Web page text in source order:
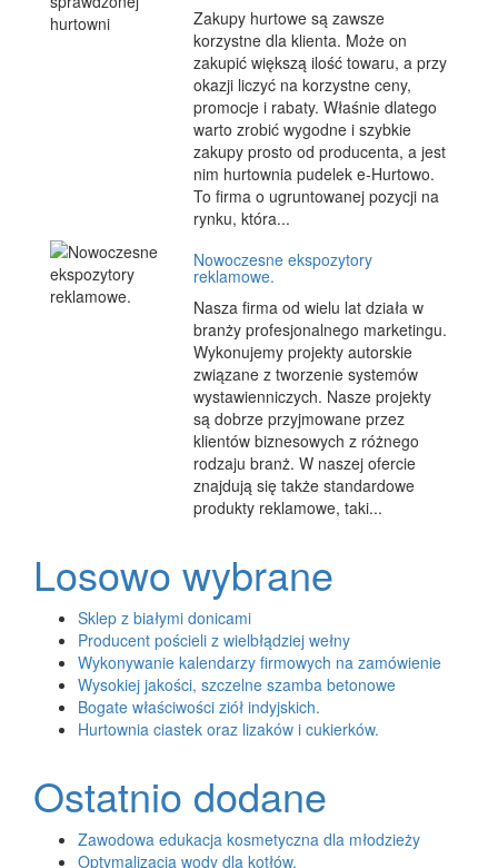
Zakupy hurtowe są zawsze
korzystne dla klienta. Może on
zakupić większą ilość towaru, a przy
okazji liczyć na korzystne ceny,
promocje i rabaty. Właśnie dlatego
warto zrobić wygodne i szybkie
zakupy prosto od producenta, a jest
nim hurtownia pudelek e-Hurtowo.
To firma o ugruntowanej pozycji na
rynku, która...
Nowoczesne ekspozytory
reklamowe.
Nasza firma od wielu lat działa w
branży profesjonalnego marketingu.
Wykonujemy projekty autorskie
związane z tworzenie systemów
wystawienniczych. Nasze projekty
są dobrze przyjmowane przez
klientów biznesowych z różnego
rodzaju branż. W naszej ofercie
znajdują się także standardowe
produkty reklamowe, taki...
Losowo wybrane
Sklep z białymi donicami
Producent pościeli z wielbłądziej wełny
Wykonywanie kalendarzy firmowych na zamówienie
Wysokiej jakości, szczelne szamba betonowe
Bogate właściwości ziół indyjskich.
Hurtownia ciastek oraz lizaków i cukierków.
Ostatnio dodane
Zawodowa edukacja kosmetyczna dla młodzieży
Optymalizacja wody dla kotłów.